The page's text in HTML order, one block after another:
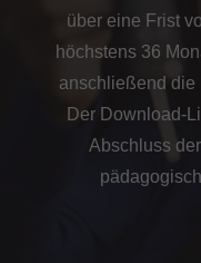
über eine Frist
höchstens 36
anschließend die
Der Download-
Abschluss